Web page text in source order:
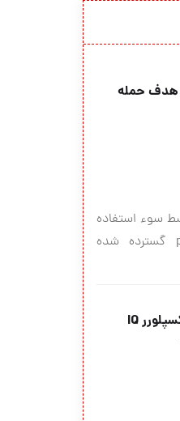
هدف حمله
سوء استفاده
از یك آسیب پذیری در php-cgi گسترده شده
آیا کاربران اینترنت اکسپلورر IQ